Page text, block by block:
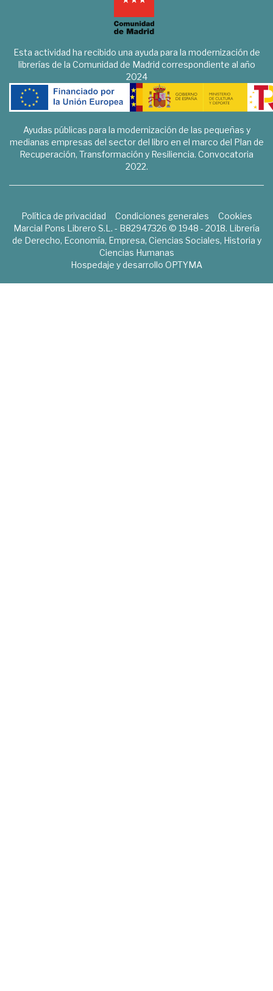
Esta actividad ha recibido una ayuda para la modernización de
librerías de la Comunidad de Madrid correspondiente al año
2024
Ayudas públicas para la modernización de las pequeñas y
medianas empresas del sector del libro en el marco del Plan de
Recuperación, Transformación y Resiliencia. Convocatoria
2022.
Política de privacidad Condiciones generales
Cookies
Marcial Pons Librero S.L. - B82947326 © 1948 - 2018. Librería
de Derecho, Economía, Empresa, Ciencias Sociales, Historia y
Ciencias Humanas
Hospedaje y desarrollo OPTYMA